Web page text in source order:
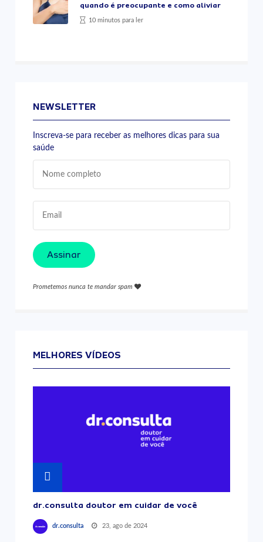
quando é preocupante e como aliviar
10 minutos para ler
NEWSLETTER
Inscreva-se para receber as melhores dicas para sua
saúde
Assinar
Prometemos nunca te mandar spam
MELHORES VÍDEOS
dr.consulta doutor em cuidar de você
dr.consulta 23, ago de 2024